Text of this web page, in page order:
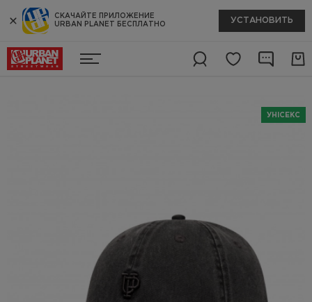
СКАЧАЙТЕ ПРИЛОЖЕНИЕ
URBAN PLANET БЕСПЛАТНО
УСТАНОВИТЬ
УНІСЕКС